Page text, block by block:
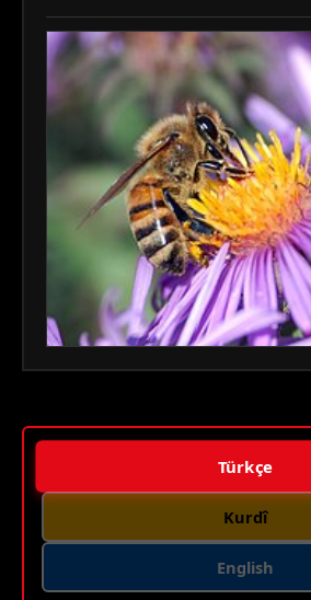
Türkçe
Kurdî
English